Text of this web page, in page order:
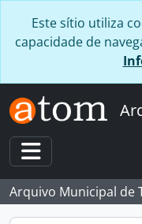
Este sítio utiliza
capacidade de
Toggle
Arquivo Municipal de